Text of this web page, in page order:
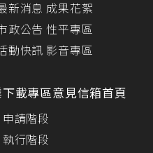
新消息
政公告
動快訊
成果花絮
性平專區
影音專區
下載專區
申請階段
執行階段
意見信箱首頁